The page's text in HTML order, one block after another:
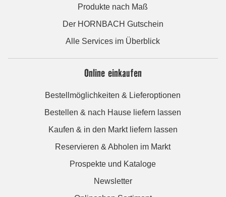
Produkte nach Maß
Der HORNBACH Gutschein
Alle Services im Überblick
Online einkaufen
Bestellmöglichkeiten & Lieferoptionen
Bestellen & nach Hause liefern lassen
Kaufen & in den Markt liefern lassen
Reservieren & Abholen im Markt
Prospekte und Kataloge
Newsletter